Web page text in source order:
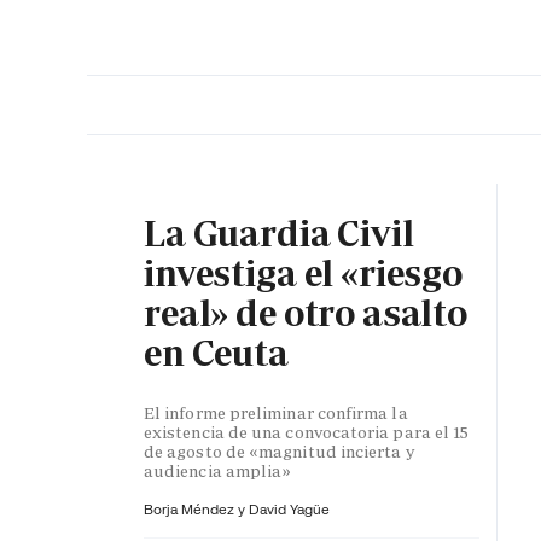
La Guardia Civil
investiga el «riesgo
real» de otro asalto
en Ceuta
El informe preliminar confirma la
existencia de una convocatoria para el 15
de agosto de «magnitud incierta y
audiencia amplia»
Borja Méndez y David Yagüe